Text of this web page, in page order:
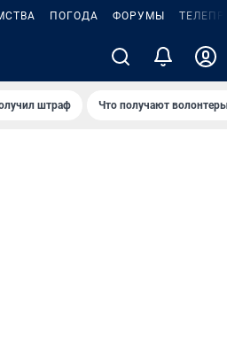
ПОГОДА ФОРУМЫ
штраф Что получают